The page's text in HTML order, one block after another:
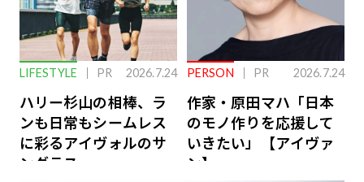
LIFESTYLE PR 2026.7.24
ハリー杉山の相棒、ラ
ンも日常もシームレス
に彩るアイヴォルのサ
ングラス
PERSON PR 2026.7.24
作家・原田マハ「日本
のモノ作りを応援して
いきたい」【アイヴァ
ン】